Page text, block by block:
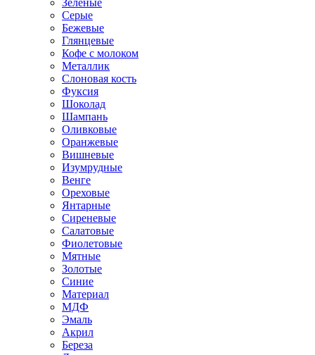
Зеленые
Серые
Бежевые
Глянцевые
Кофе с молоком
Металлик
Слоновая кость
Фуксия
Шоколад
Шампань
Оливковые
Оранжевые
Вишневые
Изумрудные
Венге
Ореховые
Янтарные
Сиреневые
Салатовые
Фиолетовые
Мятные
Золотые
Синие
Материал
МДФ
Эмаль
Акрил
Береза